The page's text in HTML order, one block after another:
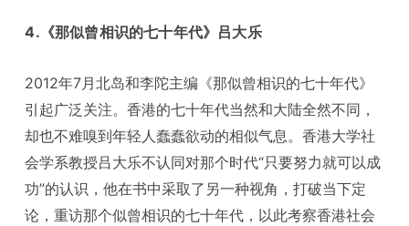
4.《那似曾相识的七十年代》吕大乐
2012年7月北岛和李陀主编《那似曾相识的七十年代》
引起广泛关注。香港的七十年代当然和大陆全然不同，
却也不难嗅到年轻人蠢蠢欲动的相似气息。香港大学社
会学系教授吕大乐不认同对那个时代“只要努力就可以成
功”的认识，他在书中采取了另一种视角，打破当下定
论，重访那个似曾相识的七十年代，以此考察香港社会